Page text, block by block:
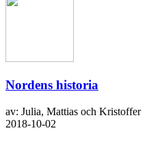
Nordens historia
av: Julia, Mattias och Kristoffer
2018-10-02